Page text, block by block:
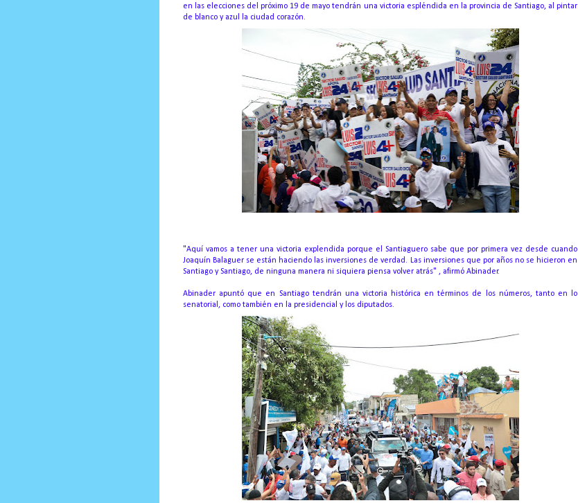
en las elecciones del próximo 19 de mayo tendrán una victoria espléndida en la provincia de Santiago, al pintar
de blanco y azul la ciudad corazón.
"Aquí vamos a tener una victoria explendida porque el Santiaguero sabe que por primera vez desde cuando
Joaquín Balaguer se están haciendo las inversiones de verdad. Las inversiones que por años no se hicieron en
Santiago y Santiago, de ninguna manera ni siquiera piensa volver atrás" , afirmó Abinader.
Abinader apuntó que en Santiago tendrán una victoria histórica en términos de los números, tanto en lo
senatorial, como también en la presidencial y los diputados.